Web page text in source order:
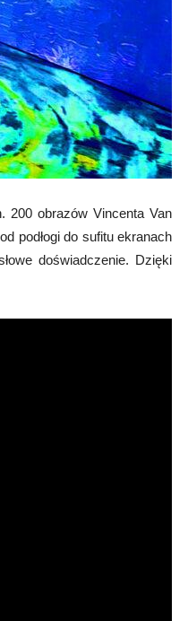
200 obrazów Vincenta Van
podłogi do sufitu ekranach
doświadczenie. Dzięki